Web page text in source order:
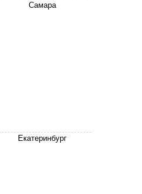
Самара
Екатеринбург